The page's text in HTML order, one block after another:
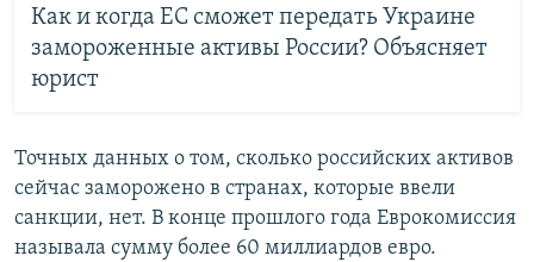
Как и когда ЕС сможет передать Украине
замороженные активы России? Объясняет
юрист
Точных данных о том, сколько российских активов
сейчас заморожено в странах, которые ввели
санкции, нет. В конце прошлого года Еврокомиссия
называла сумму более 60 миллиардов евро.